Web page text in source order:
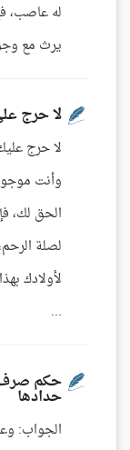
له عاصب،
يرث مع
لا حرج
لا حرج
وأنت
الحق لك،
لصلة
...
حكم صرف
حدادها
الجواب: